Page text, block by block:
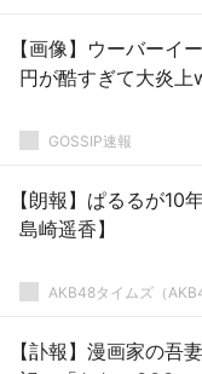
【画像】ウーバーイ
円が酷すぎて大炎
GOSSIP速報
【朗報】ぱるるが10
島崎遥香】
AKB48タイムズ（
【訃報】漫画家の